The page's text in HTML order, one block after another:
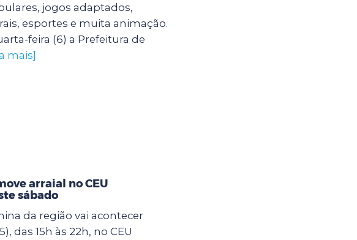
jogos adaptados,
esportes e muita animação.
feira (6) a Prefeitura de
mais]
arraial no CEU
sábado
da região vai acontecer
das 15h às 22h, no CEU